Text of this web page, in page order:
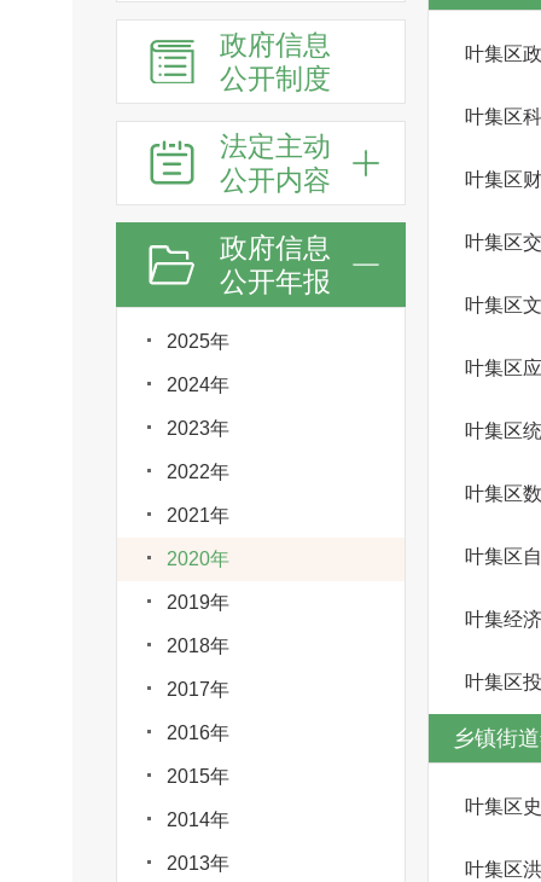
政府信息
公开制度
法定主动
公开内容
政府信息
公开年报
2025年
2024年
2023年
2022年
2021年
2020年
2019年
2018年
2017年
2016年
2015年
2014年
2013年
叶集区
叶集区
叶集区
叶集区
叶集区
叶集区
叶集区
叶集区
叶集经
叶集区
乡镇街
叶集区
叶集区